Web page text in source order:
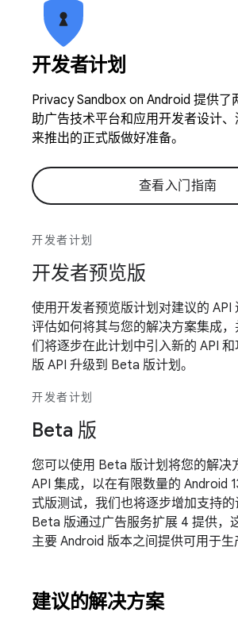
开发者计划
Privacy Sandbox on Android 提供了
助广告技术平台和应用开发者设计
来推出的正式版做好准备。
查看入门指南
开发者计划
开发者预览版
使用开发者预览版计划对建议的 API
评估如何将其与您的解决方案集成
们将逐步在此计划中引入新的 API
版 API 升级到 Beta 版计划。
开发者计划
Beta 版
您可以使用 Beta 版计划将您的解决
API 集成，以在有限数量的 Android
式版测试，我们也将逐步增加支持的
Beta 版通过广告服务扩展 4 提供，
主要 Android 版本之间提供可用于生
建议的解决方案